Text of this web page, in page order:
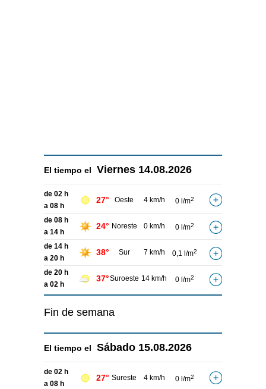
El tiempo el Viernes 14.08.2026
de 02 h
a 08 h
27° Oeste 4 km/h 0 l/m2
de 08 h
a 14 h
24° Noreste 0 km/h 0 l/m2
de 14 h
a 20 h
38° Sur 7 km/h 0,1 l/m2
de 20 h
a 02 h
37°Suroeste 14 km/h 0 l/m2
Fin de semana
El tiempo el Sábado 15.08.2026
de 02 h
a 08 h
27° Sureste 4 km/h 0 l/m2